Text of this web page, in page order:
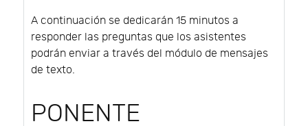
A continuación se dedicarán 15 minutos a
responder las preguntas que los asistentes
podrán enviar a través del módulo de mensajes
de texto.
PONENTE